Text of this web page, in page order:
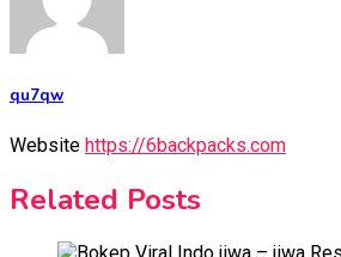
qu7qw
Website https://6backpacks.com
Related Posts